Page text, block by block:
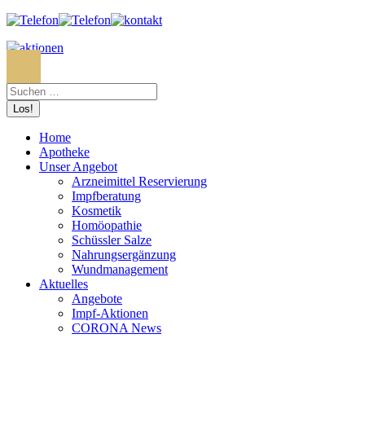
Home
Apotheke
Unser Angebot
Arzneimittel Reservierung
Impfberatung
Kosmetik
Homöopathie
Schüssler Salze
Nahrungsergänzung
Wundmanagement
Aktuelles
Angebote
Impf-Aktionen
CORONA News